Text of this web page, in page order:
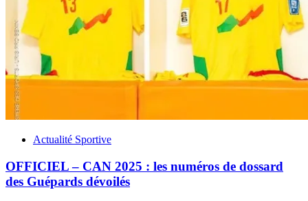
Actualité Sportive
OFFICIEL – CAN 2025 : les numéros de dossard
des Guépards dévoilés